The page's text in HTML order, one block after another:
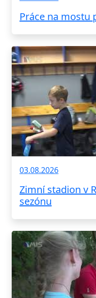
Práce na mostu
03.08.2026
Zimní stadion v
sezónu